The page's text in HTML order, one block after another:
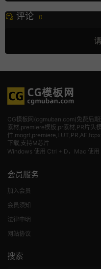
评论 0
CG模板网(cgmuban.com)免费后
素材 ,premiere模板,pr素材,PR片头
件
下载,支持M芯片
Windows 使用 Ctrl + D，Mac 使
会员服务
加入会员
会员须知
法律申明
网站协议
搜索